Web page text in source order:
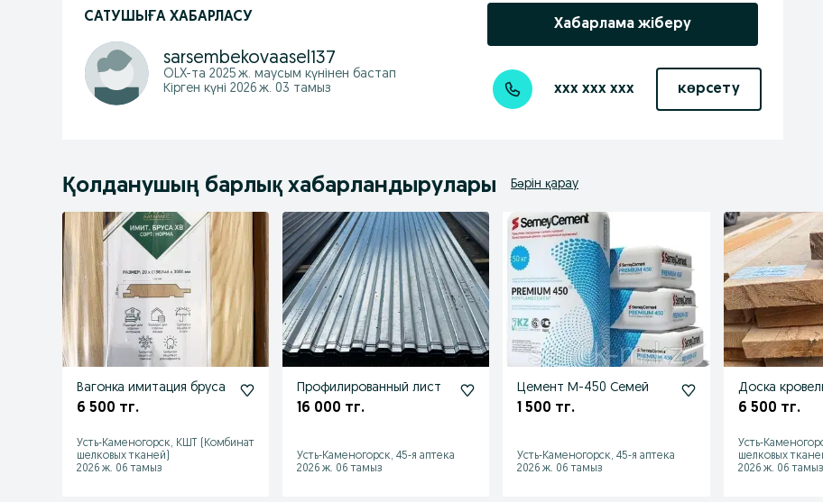
САТУШЫҒА ХАБАРЛАСУ
sarsembekovaasel137
OLX-та 2025 ж. маусым күнінен бастап
Кірген күні 2026 ж. 03 тамыз
Хабарлама жіберу
xxx xxx xxx көрсету
Қолданушың барлық хабарландырулары Бәрін қарау
Вагонка имитация бруса
6 500 тг.
Усть-Каменогорск, КШТ (Комбинат
шелковых тканей)
2026 ж. 06 тамыз
Профилированный лист
16 000 тг.
Усть-Каменогорск, 45-я аптека
2026 ж. 06 тамыз
Цемент М-450 Семей
1 500 тг.
Усть-Каменогорск, 45-я аптека
2026 ж. 06 тамыз
Доска
6 500 тг.
Усть-
шелковых
2026 ж. 06 тамыз